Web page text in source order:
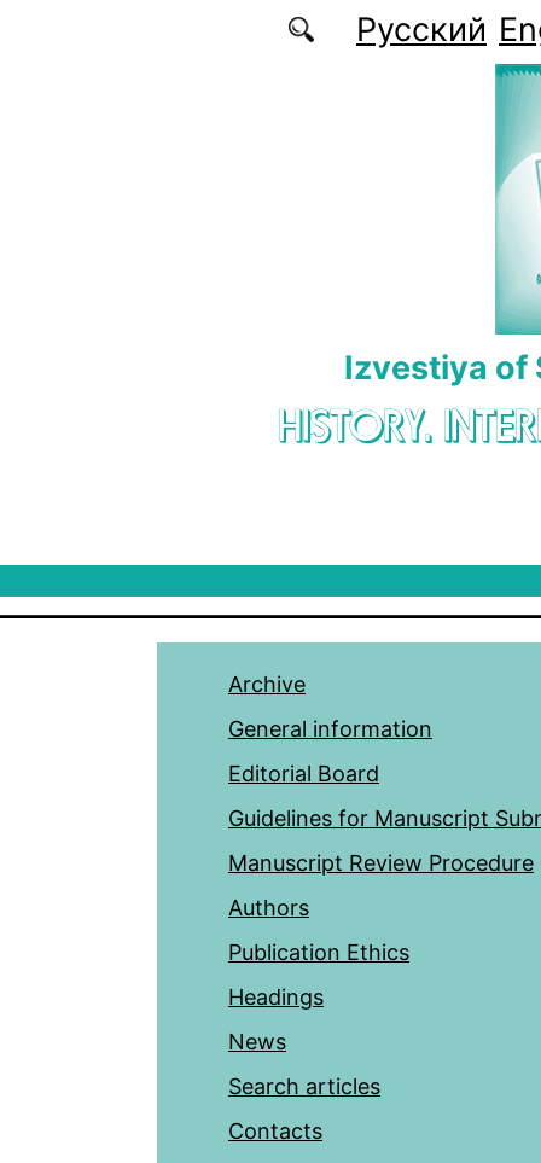
Русский
Izvestiya of
HISTORY.
Archive
General information
Editorial Board
Guidelines for Manuscript
Manuscript Review Procedure
Authors
Publication Ethics
Headings
News
Search articles
Contacts